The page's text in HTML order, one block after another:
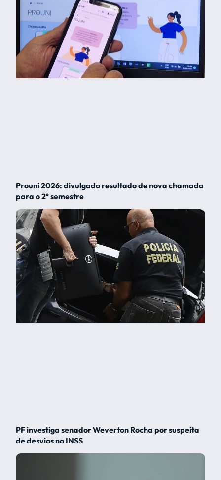
Prouni 2026: divulgado resultado de nova chamada
para o 2º semestre
PF investiga senador Weverton Rocha por suspeita
de desvios no INSS